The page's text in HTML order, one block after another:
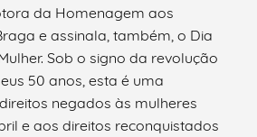
da Homenagem aos
e assinala, também, o Dia
Sob o signo da revolução
50 anos, esta é uma
negados às mulheres
e aos direitos reconquistados